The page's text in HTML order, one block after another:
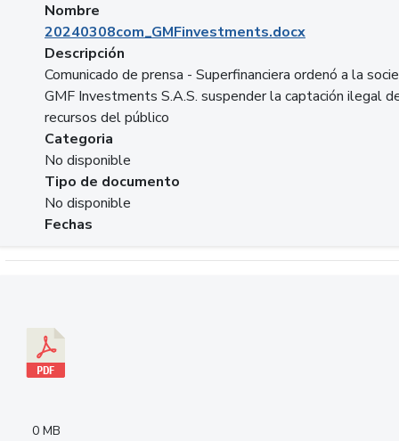
Nombre
20240308com_GMFinvestments.docx
Descripción
Comunicado de prensa - Superfinanciera ordenó a la
GMF Investments S.A.S. suspender la captación ilegal
recursos del público
Categoria
No disponible
Tipo de documento
No disponible
Fechas
0 MB